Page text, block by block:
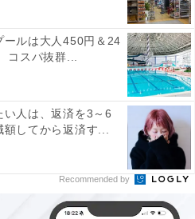
ールは大人450円＆24
コスパ抜群...
い人は、返済を3～6
額してから返済す...
Recommended by